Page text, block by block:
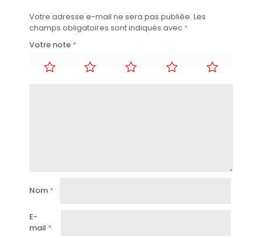
Votre adresse e-mail ne sera pas publiée. Les
champs obligatoires sont indiqués avec *
Votre note *
Nom *
E-
mail *